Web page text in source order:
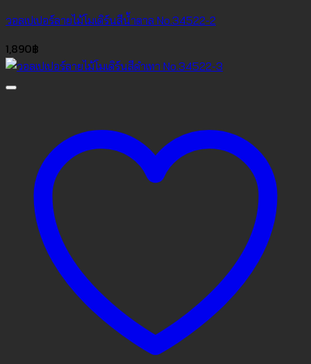
วอลเปเปอร์ลายไม้โมเดิร์นสีน้ำตาล No.34522-2
1,890฿